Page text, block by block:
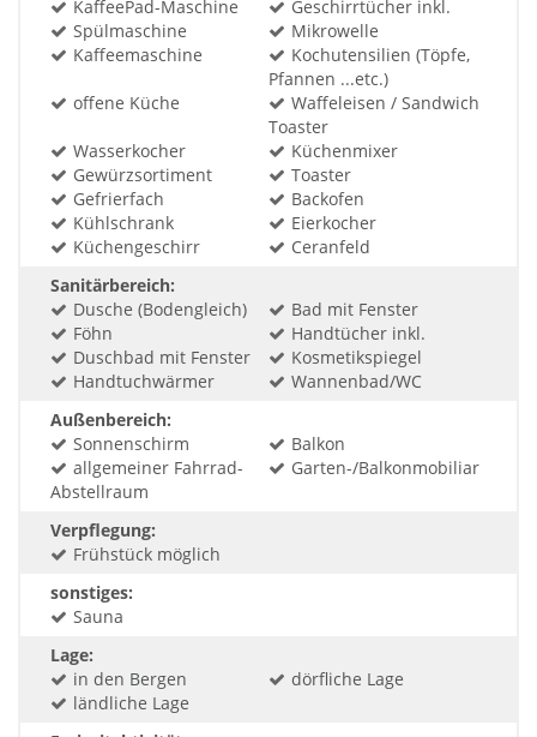
KaffeePad-Maschine
Geschirrtücher inkl.
Spülmaschine
Mikrowelle
Kaffeemaschine
Kochutensilien (Töpfe,
Pfannen ...etc.)
offene Küche
Waffeleisen / Sandwich
Toaster
Wasserkocher
Küchenmixer
Gewürzsortiment
Toaster
Gefrierfach
Backofen
Kühlschrank
Eierkocher
Küchengeschirr
Ceranfeld
Sanitärbereich:
Dusche (Bodengleich)
Bad mit Fenster
Föhn
Handtücher inkl.
Duschbad mit Fenster
Kosmetikspiegel
Handtuchwärmer
Wannenbad/WC
Außenbereich:
Sonnenschirm
Balkon
allgemeiner Fahrrad-
Abstellraum
Garten-/Balkonmobiliar
Verpflegung:
Frühstück möglich
sonstiges:
Sauna
Lage:
in den Bergen
dörfliche Lage
ländliche Lage